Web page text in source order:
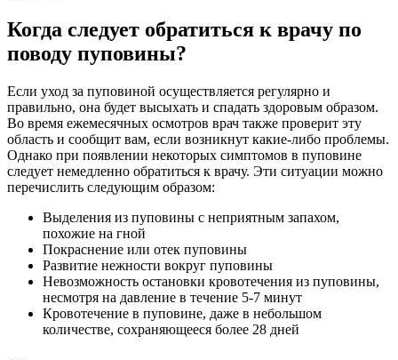
Когда следует обратиться к врачу по
поводу пуповины?
Если уход за пуповиной осуществляется регулярно и
правильно, она будет высыхать и спадать здоровым образом.
Во время ежемесячных осмотров врач также проверит эту
область и сообщит вам, если возникнут какие-либо проблемы.
Однако при появлении некоторых симптомов в пуповине
следует немедленно обратиться к врачу. Эти ситуации можно
перечислить следующим образом:
Выделения из пуповины с неприятным запахом,
похожие на гной
Покраснение или отек пуповины
Развитие нежности вокруг пуповины
Невозможность остановки кровотечения из пуповины,
несмотря на давление в течение 5-7 минут
Кровотечение в пуповине, даже в небольшом
количестве, сохраняющееся более 28 дней